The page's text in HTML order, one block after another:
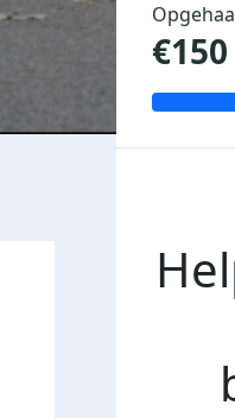
€150